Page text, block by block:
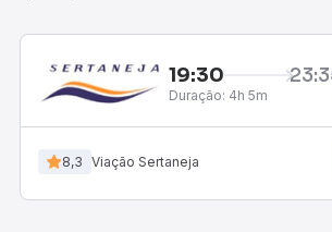
19:30
Duração: 4h 5m
8,3 Viação Sertaneja